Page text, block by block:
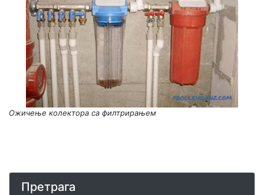
Ожичење колектора са филтрирањем
Претрага